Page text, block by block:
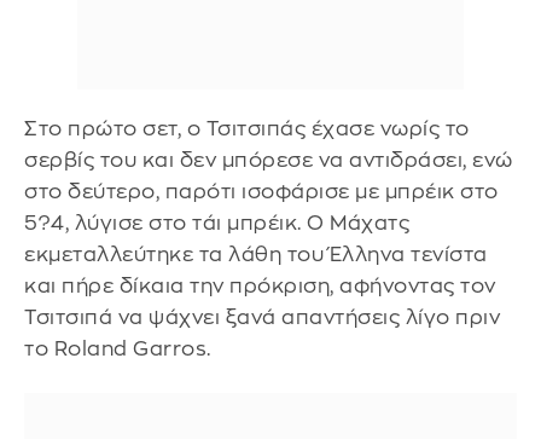
Στο πρώτο σετ, ο Τσιτσιπάς έχασε νωρίς το
σερβίς του και δεν μπόρεσε να αντιδράσει, ενώ
στο δεύτερο, παρότι ισοφάρισε με μπρέικ στο
5?4, λύγισε στο τάι μπρέικ. Ο Μάχατς
εκμεταλλεύτηκε τα λάθη του Έλληνα τενίστα
και πήρε δίκαια την πρόκριση, αφήνοντας τον
Τσιτσιπά να ψάχνει ξανά απαντήσεις λίγο πριν
το Roland Garros.